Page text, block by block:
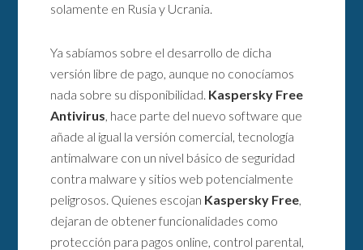
solamente en Rusia y Ucrania.
Ya sabíamos sobre el desarrollo de dicha
versión libre de pago, aunque no conocíamos
nada sobre su disponibilidad. Kaspersky Free
Antivirus, hace parte del nuevo software que
añade al igual la versión comercial, tecnología
antimalware con un nivel básico de seguridad
contra malware y sitios web potencialmente
peligrosos. Quienes escojan Kaspersky Free,
dejaran de obtener funcionalidades como
protección para pagos online, control parental,